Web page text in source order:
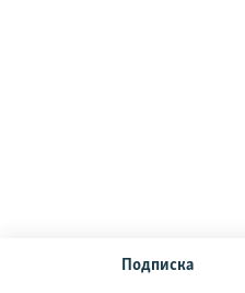
Подписка